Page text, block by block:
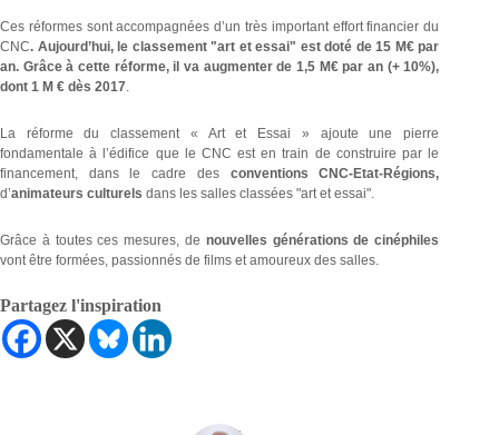
Ces réformes sont accompagnées d’un très important effort financier du
CNC. Aujourd’hui, le classement "art et essai" est doté de 15 M€ par
an. Grâce à cette réforme, il va augmenter de 1,5 M€ par an (+ 10%),
dont 1 M € dès 2017.
La réforme du classement « Art et Essai » ajoute une pierre
fondamentale à l’édifice que le CNC est en train de construire par le
financement, dans le cadre des conventions
CNC-Etat-Régions,
d’animateurs culturels dans les salles classées "art et essai".
Grâce à toutes ces mesures, de nouvelles générations de cinéphiles
vont être formées, passionnés de films et amoureux des salles.
Partagez l'inspiration